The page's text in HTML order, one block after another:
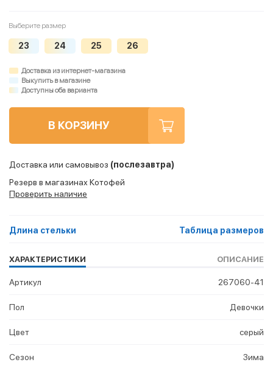
Выберите размер
23 24 25 26
Доставка из интернет-магазина
Выкупить в магазине
Доступны оба варианта
В КОРЗИНУ
Доставка или самовывоз (послезавтра)
Резерв в магазинах Котофей
Проверить наличие
Длина стельки Таблица размеров
ХАРАКТЕРИСТИКИ ОПИСАНИЕ
Артикул 267060-41
Пол Девочки
Цвет серый
Сезон Зима